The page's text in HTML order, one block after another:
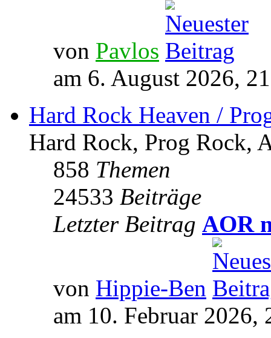
von Pavlos
am 6. August 2026,
Hard Rock Heaven /
Hard Rock, Prog Rock,
858 Themen
24533 Beiträge
Letzter Beitrag AOR
von Hippie-Ben
am 10. Februar 2026,